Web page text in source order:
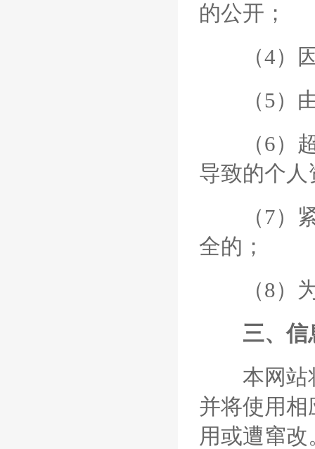
的公开；
（4）因
（5）由
（6）超
导致的个
（7）紧
全的；
（8）为
三、信
本网站将
并将使用
用或遭窜